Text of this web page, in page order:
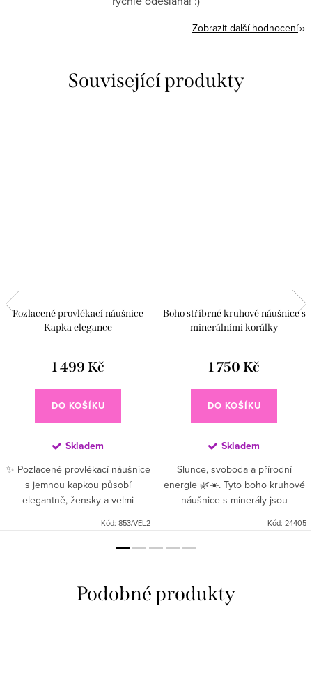
Zobrazit další hodnocení
Související produkty
Pozlacené provlékací náušnice
Kapka elegance
1 499 Kč
DO KOŠÍKU
Skladem
✨ Pozlacené provlékací náušnice
s jemnou kapkou působí
elegantně, žensky a velmi
pohybuje při každém kroku a
Kód: 853/VEL2
Boho stříbrné kruhové náušnice s
minerálními korálky
1 750 Kč
DO KOŠÍKU
Skladem
Slunce, svoboda a přírodní
energie 🌿☀️. Tyto boho kruhové
náušnice s minerály jsou
Šperk, který tě přenese na...
Kód: 24405